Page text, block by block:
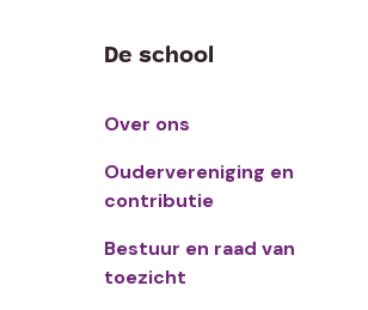
De school
Over ons
Oudervereniging en
contributie
Bestuur en raad van
toezicht